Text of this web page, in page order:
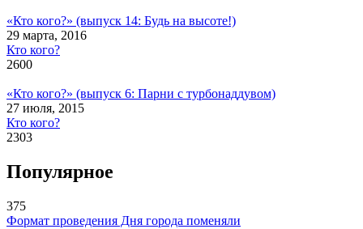
«Кто кого?» (выпуск 14: Будь на высоте!)
29 марта, 2016
Кто кого?
2600
«Кто кого?» (выпуск 6: Парни с турбонаддувом)
27 июля, 2015
Кто кого?
2303
Популярное
375
Формат проведения Дня города поменяли